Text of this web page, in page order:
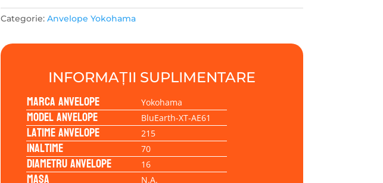
AE61
215/70R16
100H
Categorie: Anvelope Yokohama
INFORMAȚII SUPLIMENTARE
Marca anvelope Yokohama
Model anvelope BluEarth-XT-AE61
Latime anvelope 215
Inaltime 70
Diametru anvelope 16
N.A.